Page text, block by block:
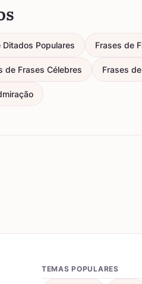
Ditados Populares Frases de
de Frases Célebres Frases
TEMAS POPULARES